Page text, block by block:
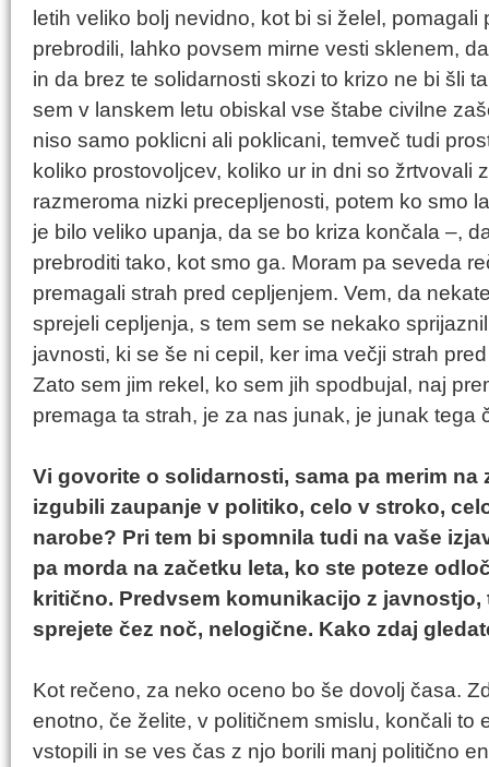
letih veliko bolj nevidno, kot bi si želel, pomagali
prebrodili, lahko povsem mirne vesti sklenem,
in da brez te solidarnosti skozi to krizo ne bi šli
sem v lanskem letu obiskal vse štabe civilne
niso samo poklicni ali poklicani, temveč tudi
koliko prostovoljcev, koliko ur in dni so žrtvovali
razmeroma nizki precepljenosti, potem ko smo
je bilo veliko upanja, da se bo kriza končala –,
prebroditi tako, kot smo ga. Moram pa seveda
premagali strah pred cepljenjem. Vem, da
sprejeli cepljenja, s tem sem se nekako
javnosti, ki se še ni cepil, ker ima večji strah
Zato sem jim rekel, ko sem jih spodbujal, naj
premaga ta strah, je za nas junak, je junak tega
Vi govorite o solidarnosti, sama pa merim na
izgubili zaupanje v politiko, celo v stroko,
narobe? Pri tem bi spomnila tudi na vaše
pa morda na začetku leta, ko ste poteze
kritično. Predvsem komunikacijo z
sprejete čez noč, nelogične. Kako zdaj
Kot rečeno, za neko oceno bo še dovolj časa.
enotno, če želite, v političnem smislu, končali to
vstopili in se ves čas z njo borili manj politično